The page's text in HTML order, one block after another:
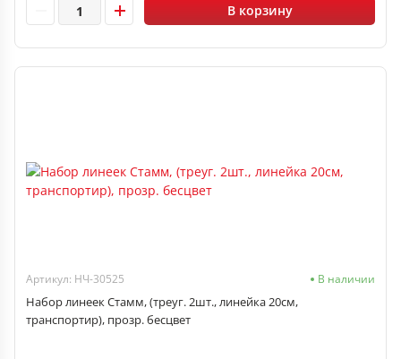
В корзину
Артикул: НЧ-30525 В наличии
Набор линеек Стамм, (треуг. 2шт., линейка 20см,
транспортир), прозр. бесцвет